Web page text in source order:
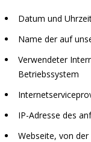
Datum und
Name der auf
Verwendeter
Betriebssystem
IP-Adresse des
Webseite, von